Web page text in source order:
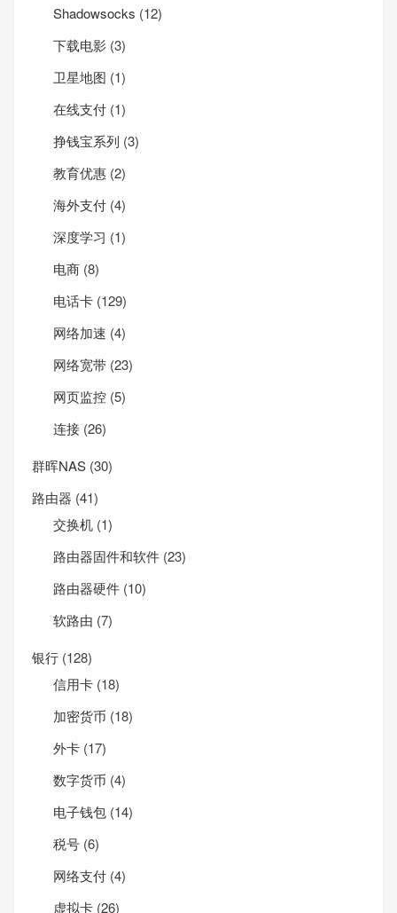
Shadowsocks (12)
下载电影 (3)
卫星地图 (1)
在线支付 (1)
挣钱宝系列 (3)
教育优惠 (2)
海外支付 (4)
深度学习 (1)
电商 (8)
电话卡 (129)
网络加速 (4)
网络宽带 (23)
网页监控 (5)
连接 (26)
群晖NAS (30)
路由器 (41)
交换机 (1)
路由器固件和软件 (23)
路由器硬件 (10)
软路由 (7)
银行 (128)
信用卡 (18)
加密货币 (18)
外卡 (17)
数字货币 (4)
电子钱包 (14)
税号 (6)
网络支付 (4)
虚拟卡 (26)